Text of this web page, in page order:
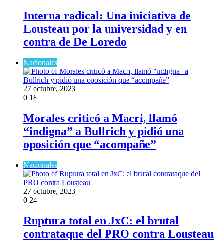
Interna radical: Una iniciativa de
Lousteau por la universidad y en
contra de De Loredo
Nacionales
27 octubre, 2023
0 18
Morales criticó a Macri, llamó
“indigna” a Bullrich y pidió una
oposición que “acompañe”
Nacionales
27 octubre, 2023
0 24
Ruptura total en JxC: el brutal
contrataque del PRO contra Lousteau